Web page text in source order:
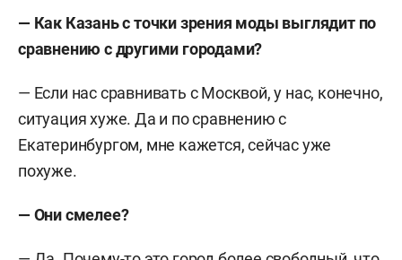
— Как Казань с точки зрения моды выглядит по
сравнению с другими городами?
— Если нас сравнивать с Москвой, у нас, конечно,
ситуация хуже. Да и по сравнению с
Екатеринбургом, мне кажется, сейчас уже
похуже.
— Они смелее?